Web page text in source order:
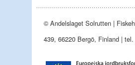
© Andelslaget Solrutten |
439, 66220 Bergö, Finland |